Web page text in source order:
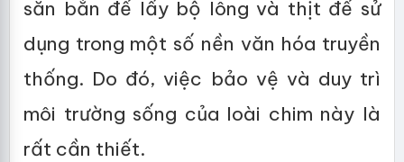
săn bắn để lấy bộ lông và thịt để sử
dụng trong một số nền văn hóa truyền
thống. Do đó, việc bảo vệ và duy trì
môi trường sống của loài chim này là
rất cần thiết.